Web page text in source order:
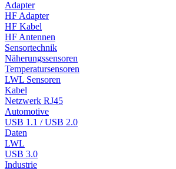
Adapter
HF Adapter
HF Kabel
HF Antennen
Sensortechnik
Näherungssensoren
Temperatursensoren
LWL Sensoren
Kabel
Netzwerk RJ45
Automotive
USB 1.1 / USB 2.0
Daten
LWL
USB 3.0
Industrie